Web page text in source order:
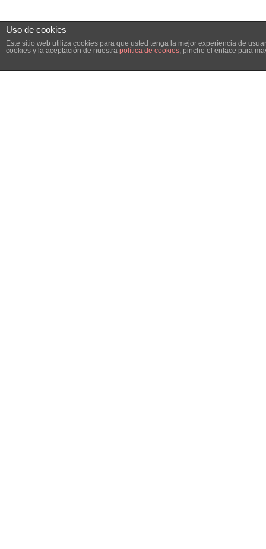
Uso de cookies
Este sitio web utiliza cookies para que usted tenga la mejor experiencia de
cookies y la aceptación de nuestra política de cookies, pinche el enlace para